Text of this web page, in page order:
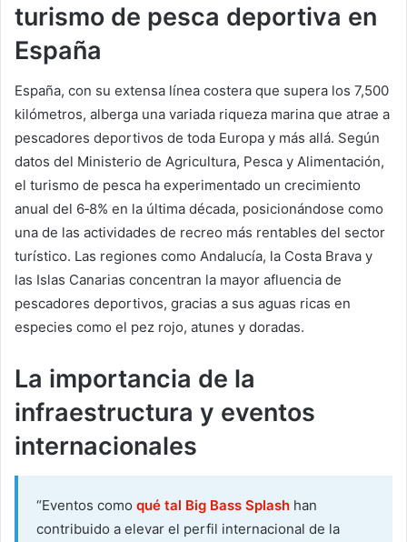
turismo de pesca deportiva en
España
España, con su extensa línea costera que supera los 7,500
kilómetros, alberga una variada riqueza marina que atrae a
pescadores deportivos de toda Europa y más allá. Según
datos del Ministerio de Agricultura, Pesca y Alimentación,
el turismo de pesca ha experimentado un crecimiento
anual del 6‑8% en la última década, posicionándose como
una de las actividades de recreo más rentables del sector
turístico. Las regiones como Andalucía, la Costa Brava y
las Islas Canarias concentran la mayor afluencia de
pescadores deportivos, gracias a sus aguas ricas en
especies como el pez rojo, atunes y doradas.
La importancia de la
infraestructura y eventos
internacionales
“Eventos como qué tal Big Bass Splash han
contribuido a elevar el perfil internacional de la